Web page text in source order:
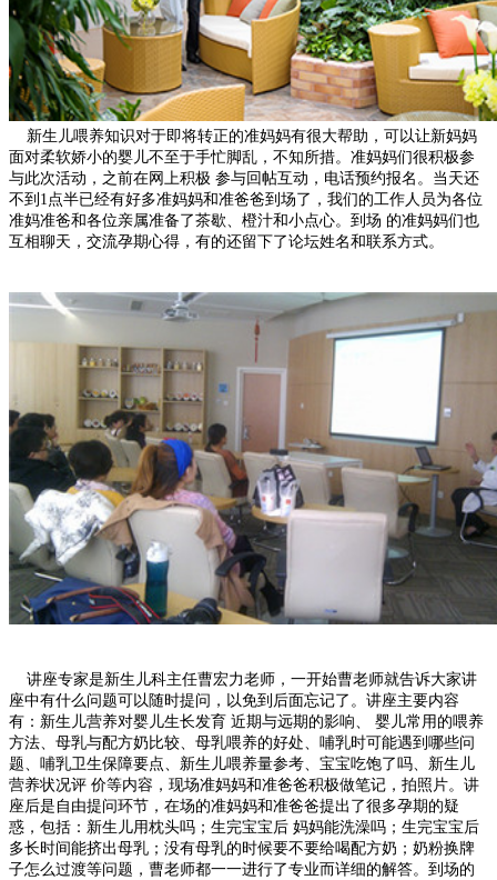
新生儿喂养知识对于即将转正的准妈妈有很大帮助，可以让新妈妈
面对柔软娇小的婴儿不至于手忙脚乱，不知所措。准妈妈们很积极参
与此次活动，之前在网上积极 参与回帖互动，电话预约报名。当天还
不到1点半已经有好多准妈妈和准爸爸到场了，我们的工作人员为各位
准妈准爸和各位亲属准备了茶歇、橙汁和小点心。到场 的准妈妈们也
互相聊天，交流孕期心得，有的还留下了论坛姓名和联系方式。
讲座专家是新生儿科主任曹宏力老师，一开始曹老师就告诉大家讲
座中有什么问题可以随时提问，以免到后面忘记了。讲座主要内容
有：新生儿营养对婴儿生长发育 近期与远期的影响、 婴儿常用的喂养
方法、母乳与配方奶比较、母乳喂养的好处、哺乳时可能遇到哪些问
题、哺乳卫生保障要点、新生儿喂养量参考、宝宝吃饱了吗、新生儿
营养状况评 价等内容，现场准妈妈和准爸爸积极做笔记，拍照片。讲
座后是自由提问环节，在场的准妈妈和准爸爸提出了很多孕期的疑
惑，包括：新生儿用枕头吗；生完宝宝后 妈妈能洗澡吗；生完宝宝后
多长时间能挤出母乳；没有母乳的时候要不要给喝配方奶；奶粉换牌
子怎么过渡等问题，曹老师都一一进行了专业而详细的解答。到场的